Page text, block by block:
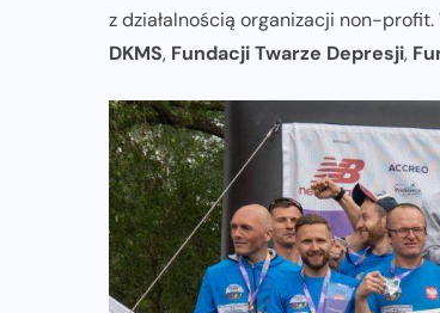
z działalnością organizacji non-
DKMS, Fundacji Twarze Depresji,